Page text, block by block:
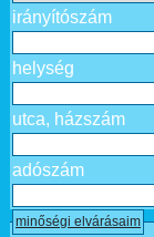
irányítószám
helység
utca, házszám
adószám
minőségi elvárásaim